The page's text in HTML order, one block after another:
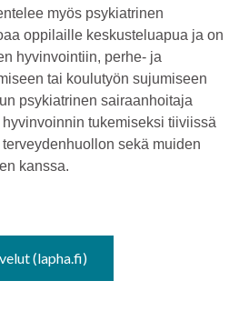
myös psykiatrinen
oppilaille keskusteluapua ja on
hyvinvointiin, perhe- ja
tai koulutyön sujumiseen
psykiatrinen sairaanhoitaja
tukemiseksi tiiviissä
sekä muiden
kanssa.
(lapha.fi)